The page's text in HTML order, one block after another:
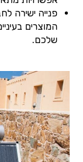
פנייה ישירה
המוצרים
שלכם.